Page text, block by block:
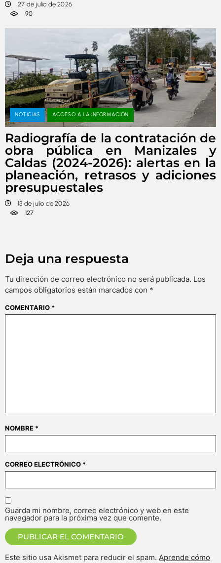
27 de julio de 2026
90
NOTICIAS ACCESO A LA INFORMACIÓN
Radiografía de la contratación de
obra pública en Manizales y
Caldas (2024-2026): alertas en la
planeación, retrasos y adiciones
presupuestales
13 de julio de 2026
127
Deja una respuesta
Tu dirección de correo electrónico no será publicada. Los
campos obligatorios están marcados con *
COMENTARIO *
NOMBRE *
CORREO ELECTRÓNICO *
Guarda mi nombre, correo electrónico y web en este
navegador para la próxima vez que comente.
Este sitio usa Akismet para reducir el spam. Aprende cómo